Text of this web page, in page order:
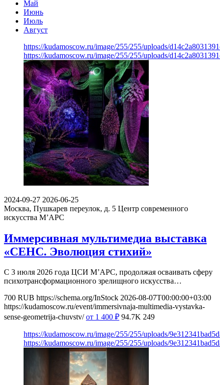
Май
Июнь
Июль
Август
https://kudamoscow.ru/image/255/255/uploads/
https://kudamoscow.ru/image/255/255/uploads/
2024-09-27 2026-06-25
Москва, Пушкарев переулок, д. 5 Центр современного
искусства М’АРС
Иммерсивная мультимедиа выставка
«СЕНС. Эволюция стихий»
С 3 июля 2026 года ЦСИ М’АРС, продолжая осваивать сферу
психотрансформационного зрелищного искусства…
700 RUB https://schema.org/InStock 2026-08-07T00:00:00+03:00
https://kudamoscow.ru/event/immersivnaja-multimedia-vystavka-
sense-geometrija-chuvstv/ от 1 400 ₽ 94.7K 249
https://kudamoscow.ru/image/255/255/uploads/
https://kudamoscow.ru/image/255/255/uploads/